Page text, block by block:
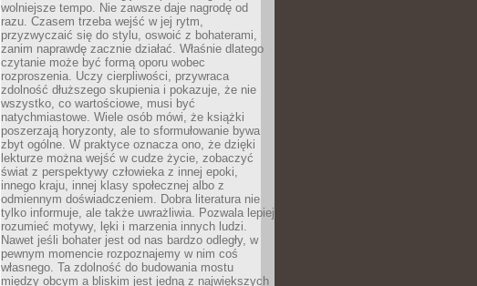
wolniejsze tempo. Nie zawsze daje nagrodę od
razu. Czasem trzeba wejść w jej rytm,
przyzwyczaić się do stylu, oswoić z bohaterami,
zanim naprawdę zacznie działać. Właśnie dlatego
czytanie może być formą oporu wobec
rozproszenia. Uczy cierpliwości, przywraca
zdolność dłuższego skupienia i pokazuje, że nie
wszystko, co wartościowe, musi być
natychmiastowe. Wiele osób mówi, że książki
poszerzają horyzonty, ale to sformułowanie bywa
zbyt ogólne. W praktyce oznacza ono, że dzięki
lekturze można wejść w cudze życie, zobaczyć
świat z perspektywy człowieka z innej epoki,
innego kraju, innej klasy społecznej albo z
odmiennym doświadczeniem. Dobra literatura nie
tylko informuje, ale także uwrażliwia. Pozwala lepiej
rozumieć motywy, lęki i marzenia innych ludzi.
Nawet jeśli bohater jest od nas bardzo odległy, w
pewnym momencie rozpoznajemy w nim coś
własnego. Ta zdolność do budowania mostu
między obcym a bliskim jest jedną z największych